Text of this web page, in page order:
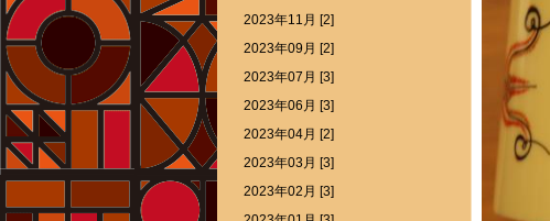
2023年11月 [2]
2023年09月 [2]
2023年07月 [3]
2023年06月 [3]
2023年04月 [2]
2023年03月 [3]
2023年02月 [3]